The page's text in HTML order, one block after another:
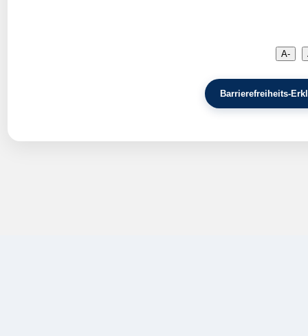
A-
Barrierefreiheits-